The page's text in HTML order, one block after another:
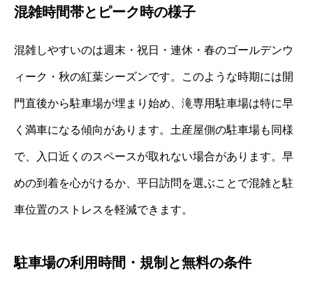
混雑時間帯とピーク時の様子
混雑しやすいのは週末・祝日・連休・春のゴールデンウ
ィーク・秋の紅葉シーズンです。このような時期には開
門直後から駐車場が埋まり始め、滝専用駐車場は特に早
く満車になる傾向があります。土産屋側の駐車場も同様
で、入口近くのスペースが取れない場合があります。早
めの到着を心がけるか、平日訪問を選ぶことで混雑と駐
車位置のストレスを軽減できます。
駐車場の利用時間・規制と無料の条件